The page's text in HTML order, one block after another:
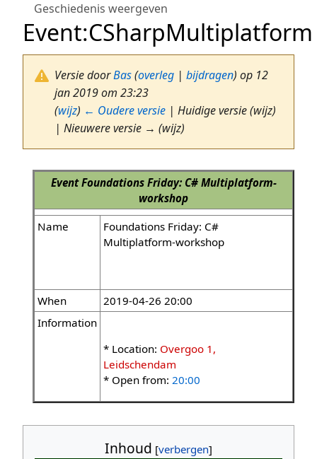
Geschiedenis weergeven
Event:CSharpMultiplatform
Versie doorBas(overleg | bijdragen) op 12
jan 2019 om 23:23
(wijz) ← Oudere versie | Huidige versie (wijz)
| Nieuwere versie → (wijz)
EventFoundations Friday: C# Multiplatform-
workshop
Name
Foundations Friday: C#
Multiplatform-workshop
When
2019-04-26 20:00
Information
* Location: Overgoo 1,
Leidschendam
* Open from: 20:00
Inhoud